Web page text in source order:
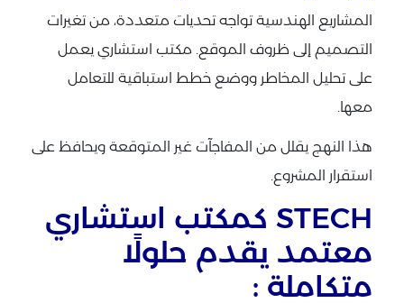
المشاريع الهندسية تواجه تحديات متعددة، من تغيرات
التصميم إلى ظروف الموقع. مكتب استشاري يعمل
على تحليل المخاطر ووضع خطط استباقية للتعامل
معها.
هذا النهج يقلل من المفاجآت غير المتوقعة ويحافظ على
استقرار المشروع.
STECH كمكتب استشاري
معتمد يقدم حلولًا
متكاملة :